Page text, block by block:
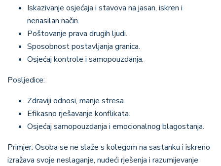
Iskazivanje osjećaja i stavova na jasan, iskren i
nenasilan način.
Poštovanje prava drugih ljudi.
Sposobnost postavljanja granica.
Osjećaj kontrole i samopouzdanja.
Posljedice:
Zdraviji odnosi, manje stresa.
Efikasno rješavanje konflikata.
Osjećaj samopouzdanja i emocionalnog blagostanja.
Primjer: Osoba se ne slaže s kolegom na sastanku i iskreno
izražava svoje neslaganje, nudeći rješenja i razumijevanje